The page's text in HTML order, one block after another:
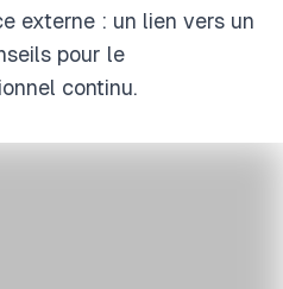
externe : un lien vers un
pour le
continu.